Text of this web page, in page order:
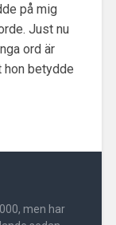
på mig
Just nu
ord är
betydde
men har